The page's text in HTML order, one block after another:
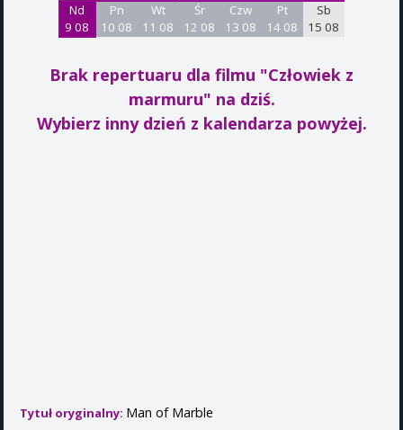
Nd
9 08
Pn
10 08
Wt
11 08
Śr
12 08
Czw
13 08
Pt
14 08
Sb
15 08
Brak repertuaru dla filmu "Człowiek z
marmuru" na dziś.
Wybierz inny dzień z kalendarza powyżej.
Tytuł oryginalny: Man of Marble